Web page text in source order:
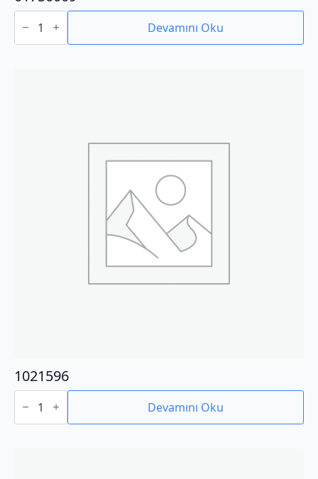
01750009
adet Devamını Oku
1021596
1021596
adet Devamını Oku